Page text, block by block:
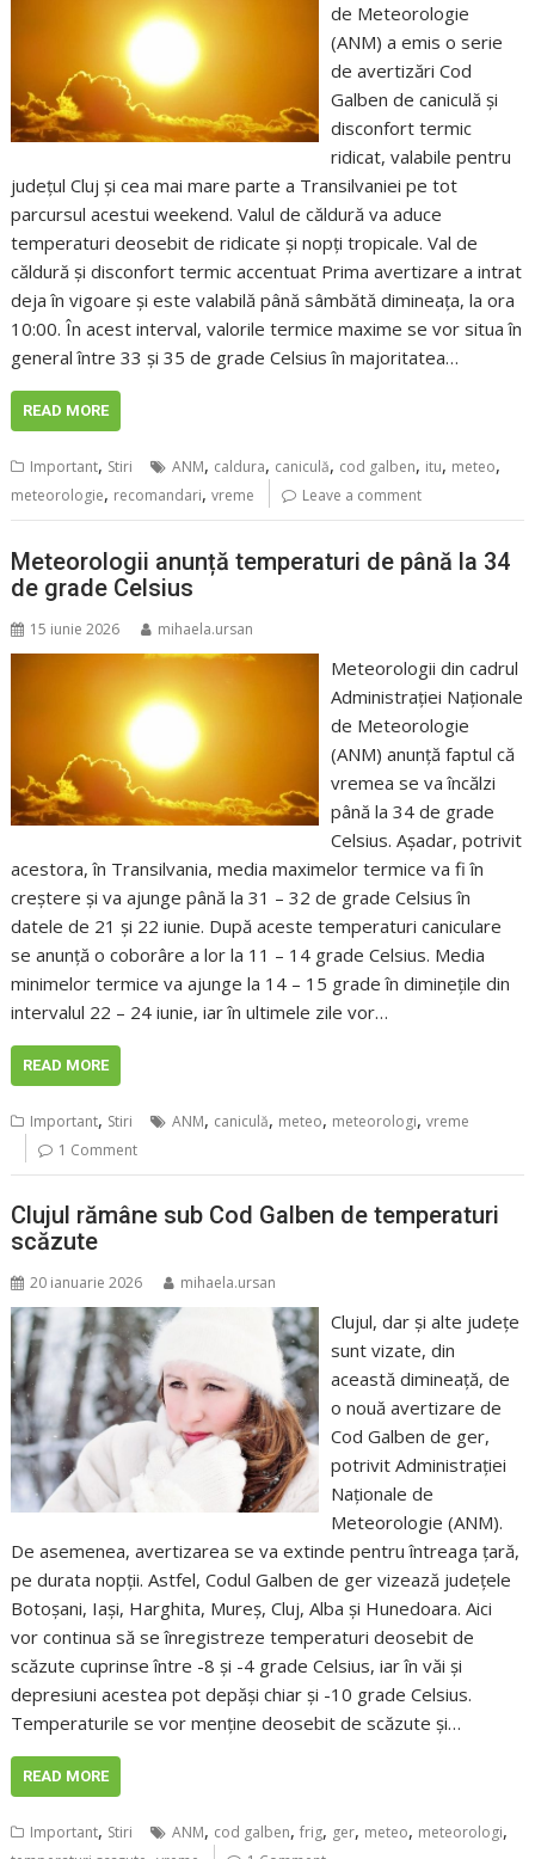
de Meteorologie
(ANM) a emis o serie
de avertizări Cod
Galben de caniculă și
disconfort termic
ridicat, valabile pentru
județul Cluj și cea mai mare parte a Transilvaniei pe tot
parcursul acestui weekend. Valul de căldură va aduce
temperaturi deosebit de ridicate și nopți tropicale. Val de
căldură și disconfort termic accentuat Prima avertizare a intrat
deja în vigoare și este valabilă până sâmbătă dimineața, la ora
10:00. În acest interval, valorile termice maxime se vor situa în
general între 33 și 35 de grade Celsius în majoritatea…
READ MORE
Important, Stiri ANM, caldura, caniculă, cod galben, itu, meteo,
meteorologie, recomandari,vreme Leave a comment
Meteorologii anunță temperaturi de până la 34
de grade Celsius
15 iunie 2026 mihaela.ursan
Meteorologii din cadrul
Administrației Naționale
de Meteorologie
(ANM) anunță faptul că
vremea se va încălzi
până la 34 de grade
Celsius. Așadar, potrivit
acestora, în Transilvania, media maximelor termice va fi în
creștere și va ajunge până la 31 – 32 de grade Celsius în
datele de 21 și 22 iunie. După aceste temperaturi caniculare
se anunță o coborâre a lor la 11 – 14 grade Celsius. Media
minimelor termice va ajunge la 14 – 15 grade în diminețile din
intervalul 22 – 24 iunie, iar în ultimele zile vor…
READ MORE
Important, Stiri ANM, caniculă, meteo, meteorologi,vreme
1 Comment
Clujul rămâne sub Cod Galben de temperaturi
scăzute
20 ianuarie 2026 mihaela.ursan
Clujul, dar și alte județe
sunt vizate, din
această dimineață, de
o nouă avertizare de
Cod Galben de ger,
potrivit Administrației
Naționale de
Meteorologie (ANM).
De asemenea, avertizarea se va extinde pentru întreaga țară,
pe durata nopții. Astfel, Codul Galben de ger vizează județele
Botoșani, Iași, Harghita, Mureș, Cluj, Alba și Hunedoara. Aici
vor continua să se înregistreze temperaturi deosebit de
scăzute cuprinse între -8 și -4 grade Celsius, iar în văi și
depresiuni acestea pot depăși chiar și -10 grade Celsius.
Temperaturile se vor menține deosebit de scăzute și…
READ MORE
Important, Stiri ANM, cod galben,frig, ger, meteo, meteorologi,